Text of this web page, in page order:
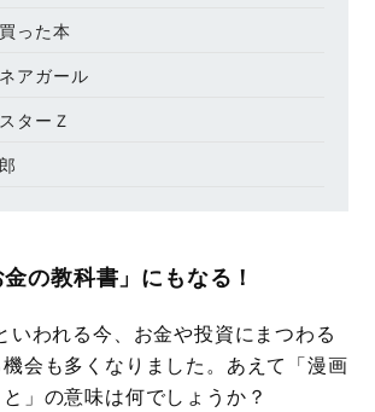
った本
アガール
ターＺ
の教科書」にもなる！
われる今、お金や投資にまつわる
会も多くなりました。あえて「漫画
」の意味は何でしょうか？